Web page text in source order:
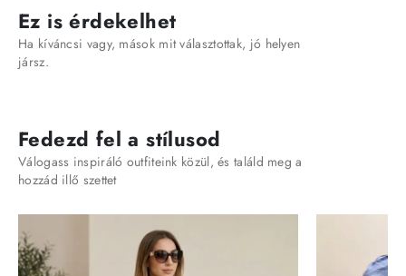
Ez is érdekelhet
Ha kíváncsi vagy, mások mit választottak, jó helyen
jársz.
Fedezd fel a stílusod
Válogass inspiráló outfiteink közül, és találd meg a
hozzád illő szettet